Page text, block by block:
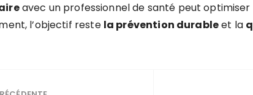
avec un professionnel de santé peut optimiser
l’objectif reste la prévention durableet la